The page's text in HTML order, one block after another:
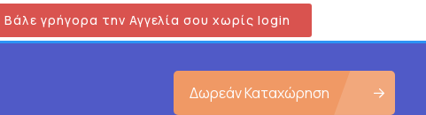
Βάλε γρήγορα την Αγγελία σου χωρίς login
Δωρεάν Καταχώρηση